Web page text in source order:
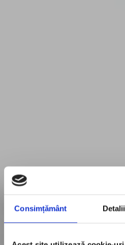
Consimțământ Detalii